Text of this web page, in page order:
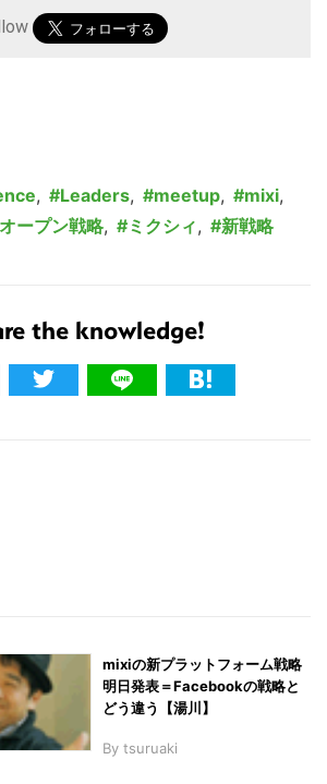
, Leaders, meetup, mixi,
オープン戦略, ミクシィ, 新戦略
the knowledge!
mixiの新プラットフォーム戦略
明日発表＝Facebookの戦略と
どう違う【湯川】
By tsuruaki